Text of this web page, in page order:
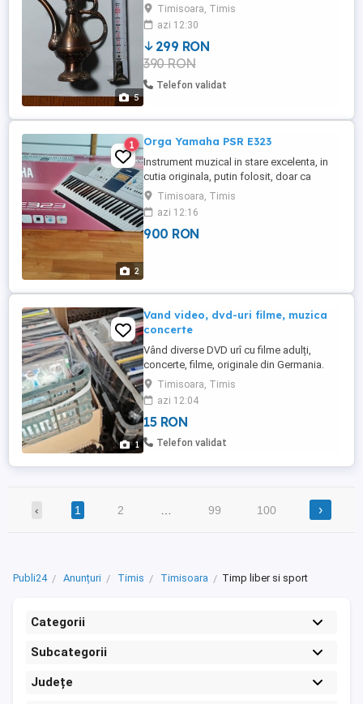
5
Timisoara, Timis
azi 12:30
299 RON
390 RON
Telefon validat
2
1 Orga Yamaha PSR E323
Instrument muzical in stare excelenta, in
cutia originala, putin folosit, doar ca
hobby, clape intacte.Are in memorie
melodii de toate genurile, pentru
divertisment.Pret 900lei.Tel.
Timisoara, Timis
azi 12:16
900 RON
1
Vand video, dvd-uri filme, muzica
concerte
Vând diverse DVD urî cu filme adulți,
concerte, filme, originale din Germania.
Detalii la telefon.
Timisoara, Timis
azi 12:04
15 RON
Telefon validat
‹ 1 2 99 100 ›
Publi24 Anunțuri Timis Timisoara Timp liber si sport
Categorii
Subcategorii
Județe